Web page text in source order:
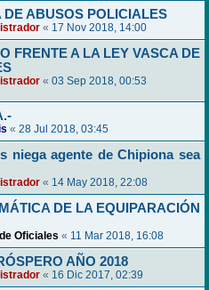
DE ABUSOS POLICIALES
« 17 Nov 2018, 14:00
FRENTE A LA LEY VASCA DE
« 03 Sep 2018, 00:53
« 28 Jul 2018, 03:45
niega agente de Chipiona sea
« 14 May 2018, 22:08
DE LA EQUIPARACIÓN
Oficiales « 11 Mar 2018, 16:08
AÑO 2018
« 16 Dic 2017, 02:39